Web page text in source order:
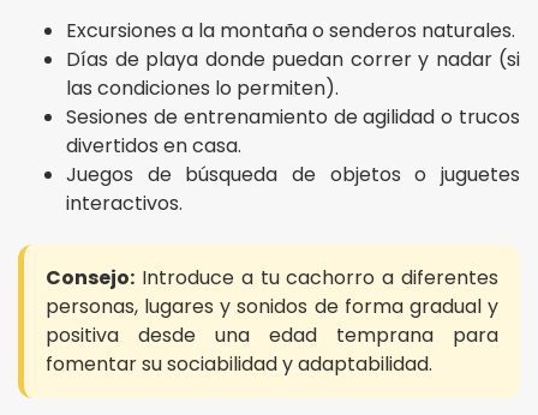
Excursiones a la montaña o senderos naturales.
Días de playa donde puedan correr y nadar (si
las condiciones lo permiten).
Sesiones de entrenamiento de agilidad o trucos
divertidos en casa.
Juegos de búsqueda de objetos o juguetes
interactivos.
Consejo: Introduce a tu cachorro a diferentes
personas, lugares y sonidos de forma gradual y
positiva desde una edad temprana para
fomentar su sociabilidad y adaptabilidad.